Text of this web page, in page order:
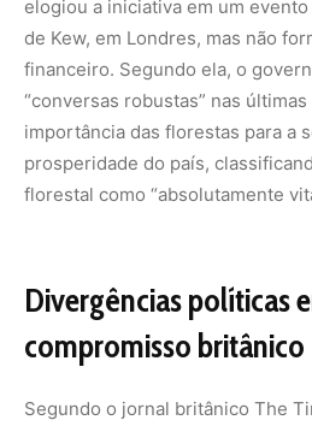
Segundo o jornal britânico The
energia e clima do Reino Unido,
pronto para anunciar um
(US$ 528 milhões) no TFFF, mas
ministra das finanças Rachel
anúncio fosse impopular em
insuficiência de gastos militares.
despesas de defesa.